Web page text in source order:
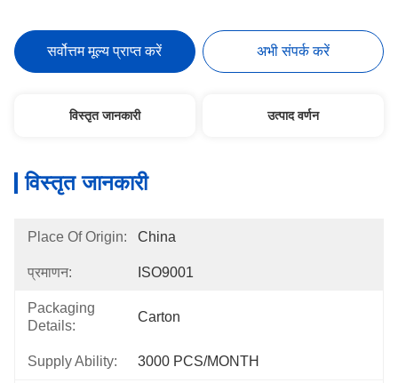
सर्वोत्तम मूल्य प्राप्त करें अभी संपर्क करें
विस्तृत जानकारी उत्पाद वर्णन
विस्तृत जानकारी
Place Of Origin: China
प्रमाणन: ISO9001
Packaging
Details:
Carton
Supply Ability: 3000 PCS/MONTH